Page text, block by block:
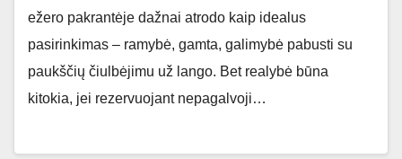
ežero pakrantėje dažnai atrodo kaip idealus
pasirinkimas – ramybė, gamta, galimybė pabusti su
paukščių čiulbėjimu už lango. Bet realybė būna
kitokia, jei rezervuojant nepagalvoji…